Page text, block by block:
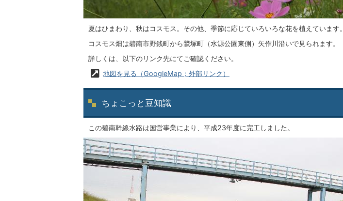
夏はひまわり、秋はコスモス。その他、季節に応じていろいろな花を植えています。
コスモス畑は碧南市野銭町から鷲塚町（水源公園東側）矢作川沿いで見られます。
詳しくは、以下のリンク先にてご確認ください。
地図を見る（GoogleMap；外部リンク）
ちょこっと豆知識
この碧南幹線水路は国営事業により、平成23年度に完工しました。